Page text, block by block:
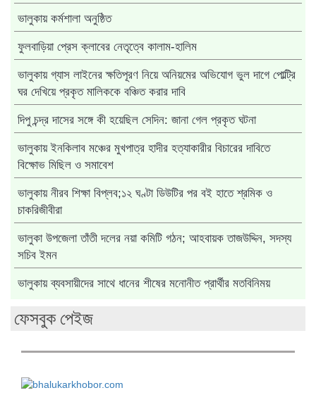
ভালুকায় কর্মশালা অনুষ্ঠিত
ফুলবাড়িয়া প্রেস ক্লাবের নেতৃত্বে কালাম-হালিম
ভালুকায় গ্যাস লাইনের ক্ষতিপূরণ নিয়ে অনিয়মের অভিযোগ ভুল দাগে পোল্ট্রি
ঘর দেখিয়ে প্রকৃত মালিককে বঞ্চিত করার দাবি
দিপু চন্দ্র দাসের সঙ্গে কী হয়েছিল সেদিন: জানা গেল প্রকৃত ঘটনা
ভালুকায় ইনকিলাব মঞ্চের মুখপাত্র হাদীর হত্যাকারীর বিচারের দাবিতে
বিক্ষোভ মিছিল ও সমাবেশ
ভালুকায় নীরব শিক্ষা বিপ্লব;১২ ঘণ্টা ডিউটির পর বই হাতে শ্রমিক ও
চাকরিজীবীরা
ভালুকা উপজেলা তাঁতী দলের নয়া কমিটি গঠন; আহবায়ক তাজউদ্দিন, সদস্য
সচিব ইমন
ভালুকায় ব্যবসায়ীদের সাথে ধানের শীষের মনোনীত প্রার্থীর মতবিনিময়
ফেসবুক পেইজ